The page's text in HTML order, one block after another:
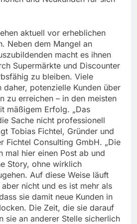
aktuell vor erheblichen
Neben dem Mangel an
macht es ihnen
Supermärkte und Discounter
zu bleiben. Viele
daher, potenzielle Kunden über
zu erreichen – in den meisten
mäßigem Erfolg. „Das
Sache nicht professionell
Tobias Fichtel, Gründer und
Fichtel Consulting GmbH. „Die
mal hier einen Post ab und
Story, ohne wirklich
Auf diese Weise läuft
nicht und es ist mehr als
sie damit neue Kunden in
Die Zeit, die sie darauf
sie an anderer Stelle sicherlich